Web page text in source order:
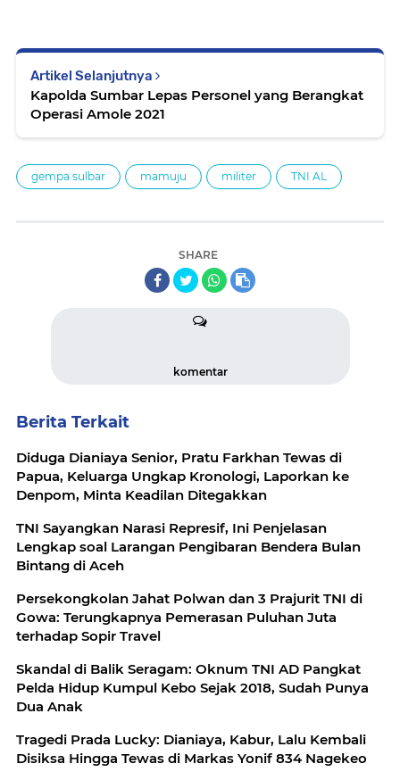
Artikel Selanjutnya
Kapolda Sumbar Lepas Personel yang Berangkat
Operasi Amole 2021
gempa sulbar mamuju militer TNI AL
SHARE
komentar
Berita Terkait
Diduga Dianiaya Senior, Pratu Farkhan Tewas di
Papua, Keluarga Ungkap Kronologi, Laporkan ke
Denpom, Minta Keadilan Ditegakkan
TNI Sayangkan Narasi Represif, Ini Penjelasan
Lengkap soal Larangan Pengibaran Bendera Bulan
Bintang di Aceh
Persekongkolan Jahat Polwan dan 3 Prajurit TNI di
Gowa: Terungkapnya Pemerasan Puluhan Juta
terhadap Sopir Travel
Skandal di Balik Seragam: Oknum TNI AD Pangkat
Pelda Hidup Kumpul Kebo Sejak 2018, Sudah Punya
Dua Anak
Tragedi Prada Lucky: Dianiaya, Kabur, Lalu Kembali
Disiksa Hingga Tewas di Markas Yonif 834 Nagekeo